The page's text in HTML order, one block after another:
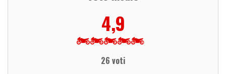
4,9
26 voti